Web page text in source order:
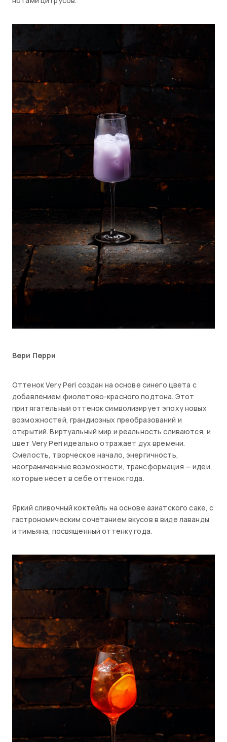
Вери Перри
Оттенок Very Peri создан на основе синего цвета с
добавлением фиолетово-красного подтона. Этот
притягательный оттенок символизирует эпоху новых
возможностей, грандиозных преобразований и
открытий. Виртуальный мир и реальность сливаются, и
цвет Very Peri идеально отражает дух времени.
Смелость, творческое начало, энергичность,
неограниченные возможности, трансформация — идеи,
которые несет в себе оттенок года.
Яркий сливочный коктейль на основе азиатского саке, с
гастрономическим сочетанием вкусов в виде лаванды
и тимьяна, посвященный оттенку года.